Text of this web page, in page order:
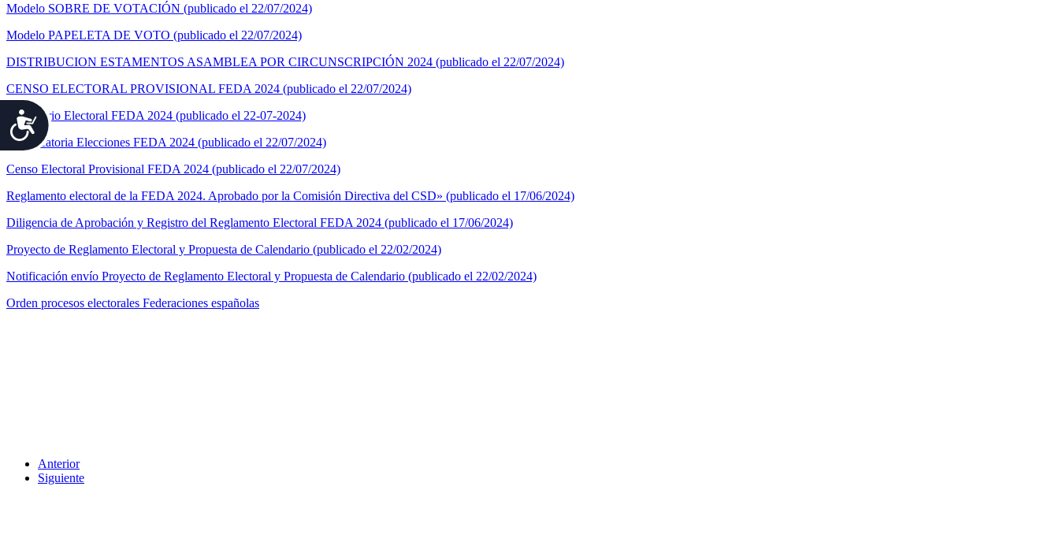
Accesibilidad
Modelo SOBRE DE VOTACIÓN (publicado el 22/07/2024)
Modelo PAPELETA DE VOTO (publicado el 22/07/2024)
DISTRIBUCION ESTAMENTOS ASAMBLEA POR CIRCUNSCRIPCIÓN 2024 (publicado el 22/07/2024)
CENSO ELECTORAL PROVISIONAL FEDA 2024 (publicado el 22/07/2024)
Calendario Electoral FEDA 2024 (publicado el 22-07-2024)
Convocatoria Elecciones FEDA 2024 (publicado el 22/07/2024)
Censo Electoral Provisional FEDA 2024 (publicado el 22/07/2024)
Reglamento electoral de la FEDA 2024. Aprobado por la Comisión Directiva del CSD» (publicado el 17/06/2024)
Diligencia de Aprobación y Registro del Reglamento Electoral FEDA 2024 (publicado el 17/06/2024)
Proyecto de Reglamento Electoral y Propuesta de Calendario (publicado el 22/02/2024)
Notificación envío Proyecto de Reglamento Electoral y Propuesta de Calendario (publicado el 22/02/2024)
Orden procesos electorales Federaciones españolas
Anterior
Siguiente